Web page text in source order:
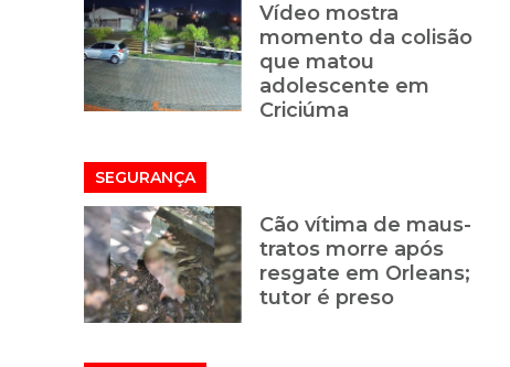
Vídeo mostra
momento da colisão
que matou
adolescente em
Criciúma
SEGURANÇA
Cão vítima de maus-
tratos morre após
resgate em Orleans;
tutor é preso